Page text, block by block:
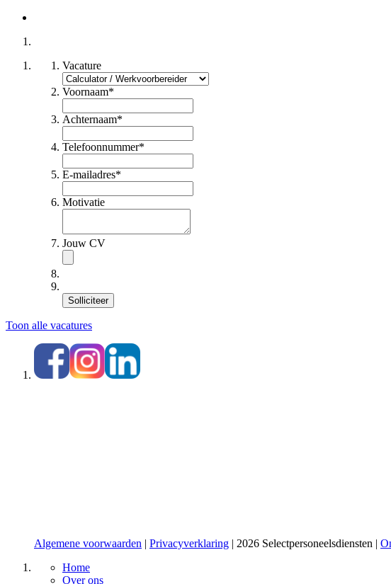
Vacature
Voornaam*
Achternaam*
Telefoonnummer*
E-mailadres*
Motivatie
Jouw CV
Solliciteer
Toon alle vacatures
Algemene voorwaarden Privacyverklaring | 2026 Selectpersoneelsdiensten |
Home
Over ons